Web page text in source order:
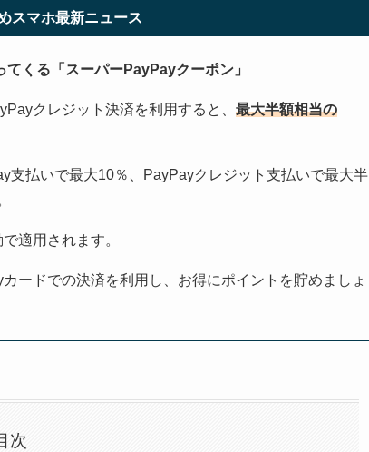
スマホ最新ニュース
くる「スーパーPayPayクーポン」
クレジット決済を利用すると、 最大半額相当の
支払いで最大10％、PayPayクレジット支払いで最大半
適用されます。
ードでの決済を利用し、お得にポイントを貯めましょ
次